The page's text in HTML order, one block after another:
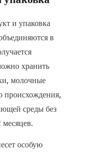
и упаковка
в
хранить
молочные
происхождения,
среды без
особую